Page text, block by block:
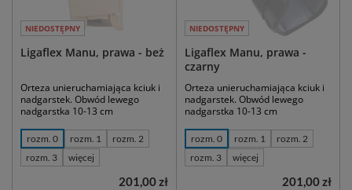
NIEDOSTĘPNY
Ligaflex Manu, prawa - beż
Orteza unieruchamiająca kciuk i
nadgarstek. Obwód lewego
nadgarstka 10-13 cm
rozm. 0 rozm. 1
rozm. 2
rozm. 3
więcej
201,00 zł
NIEDOSTĘPNY
Ligaflex Manu, prawa -
czarny
Orteza unieruchamiająca kciuk i
nadgarstek. Obwód lewego
nadgarstka 10-13 cm
rozm. 0 rozm. 1
rozm. 2
rozm. 3
więcej
201,00 zł